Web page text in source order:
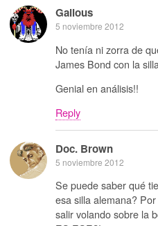
Galious
5 noviembre 2012
No tenía ni zorra de
James Bond con la
Genial en análisis!!
Reply
Doc. Brown
5 noviembre 2012
Se puede saber qué
esa silla alemana?
salir volando sobre la